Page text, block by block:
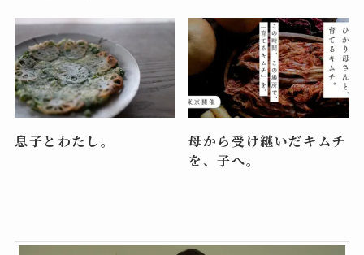
息子とわたし。
母から受け継いだキムチ
を、子へ。